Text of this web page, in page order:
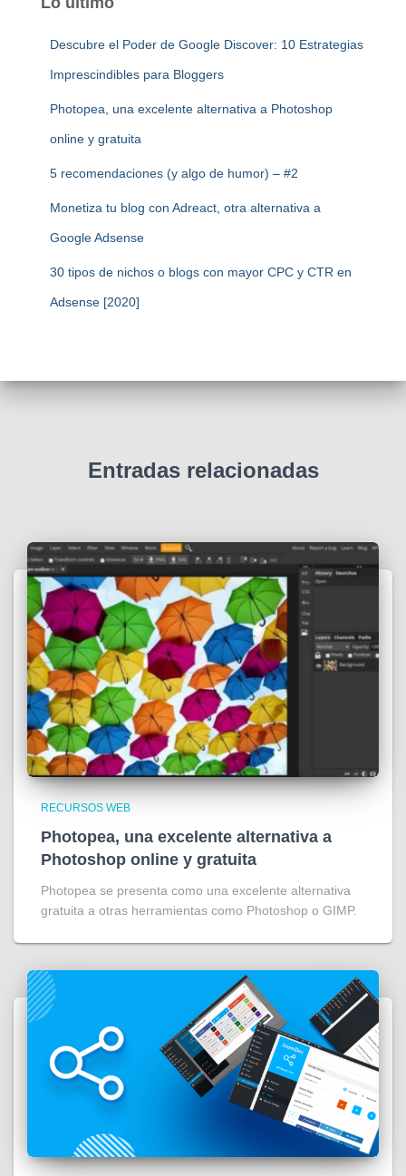
Descubre el Poder de Google Discover: 10 Estrategias
Imprescindibles para Bloggers
Photopea, una excelente alternativa a Photoshop
online y gratuita
5 recomendaciones (y algo de humor) – #2
Monetiza tu blog con Adreact, otra alternativa a
Google Adsense
30 tipos de nichos o blogs con mayor CPC y CTR en
Adsense [2020]
Entradas relacionadas
RECURSOS WEB
Photopea, una excelente alternativa a
Photoshop online y gratuita
Photopea se presenta como una excelente alternativa
gratuita a otras herramientas como Photoshop o GIMP.